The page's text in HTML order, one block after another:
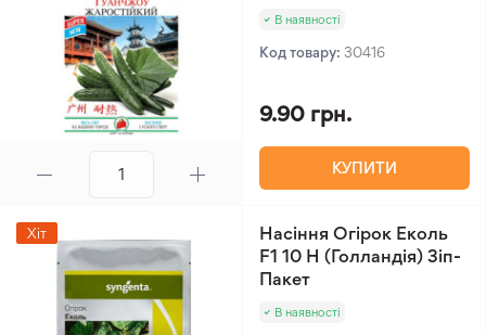
В наявності
Код товару: 30416
9.90 грн.
КУПИТИ
Хіт
Насіння Огірок Еколь
F1 10 Н (Голландія) Зіп-
Пакет
В наявності